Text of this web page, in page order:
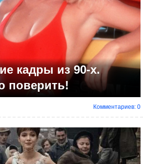
кадры из 90-х.
поверить!
Комментариев: 0